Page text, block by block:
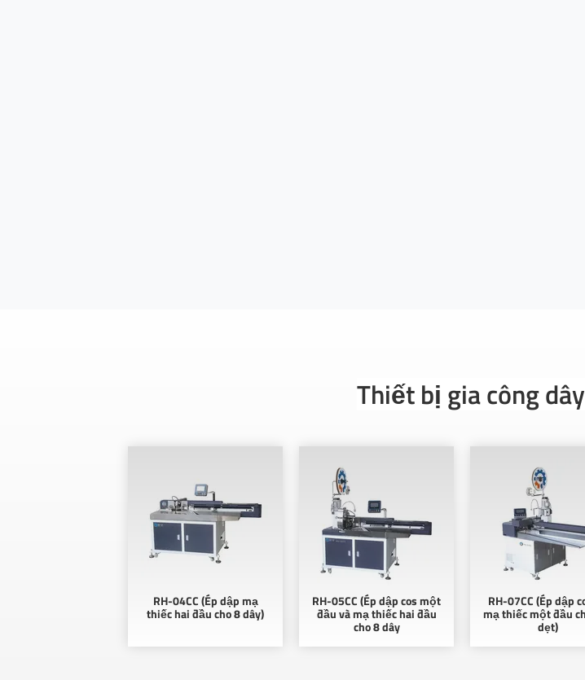
Thiết bị gia công
RH-04CC (Ép dập mạ
thiếc hai đầu cho 8 dây)
RH-05CC (Ép dập cos một
đầu và mạ thiếc hai đầu
cho 8 dây
RH-07CC (Ép dập
mạ thiếc một đầu
dẹt)